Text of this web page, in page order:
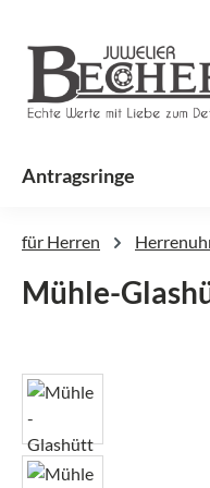
Antragsringe
für Herren
Mühle-
Bildergalerie überspringen